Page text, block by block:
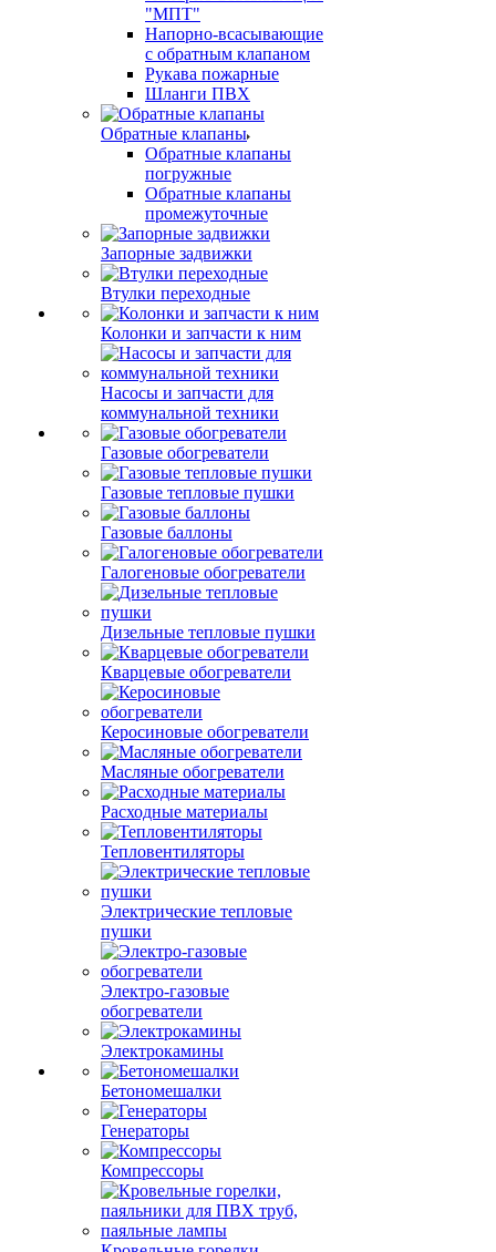
"МПТ"
Напорно-всасывающие
с обратным клапаном
Рукава пожарные
Шланги ПВХ
Обратные клапаны
Обратные клапаны
погружные
Обратные клапаны
промежуточные
Запорные задвижки
Втулки переходные
Колонки и запчасти к ним
Насосы и запчасти для
коммунальной техники
Газовые обогреватели
Газовые тепловые пушки
Газовые баллоны
Галогеновые обогреватели
Дизельные тепловые пушки
Кварцевые обогреватели
Керосиновые обогреватели
Масляные обогреватели
Расходные материалы
Тепловентиляторы
Электрические тепловые
пушки
Электро-газовые
обогреватели
Электрокамины
Бетономешалки
Генераторы
Компрессоры